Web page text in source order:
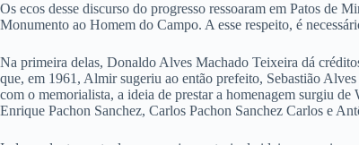
Os ecos desse discurso do progresso ressoaram em Patos de
Monumento ao Homem do Campo. A esse respeito, é
Na primeira delas, Donaldo Alves Machado Teixeira dá
que, em 1961, Almir sugeriu ao então prefeito, Sebastião
com o memorialista, a ideia de prestar a homenagem surgiu
Enrique Pachon Sanchez, Carlos Pachon Sanchez Carlos e